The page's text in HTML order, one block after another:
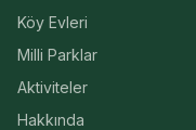
Köy Evleri
Milli Parklar
Aktiviteler
Hakkında